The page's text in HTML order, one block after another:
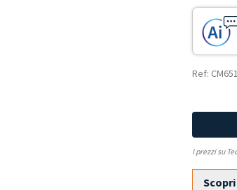
Ref: CM651
I prezzi su